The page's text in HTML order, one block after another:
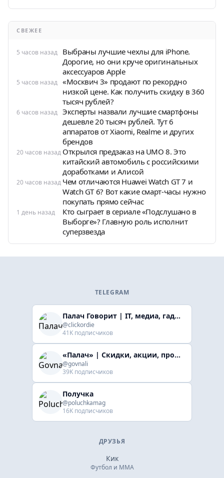
СВЕЖЕЕ
5 часов назад
Выбраны лучшие чехлы для iPhone.
Дорогие, но они круче оригинальных
аксессуаров Apple
5 часов назад «Москвич 3» продают по рекордно
низкой цене. Как получить скидку в 360
тысяч рублей?
6 часов назад Эксперты назвали лучшие смартфоны
дешевле 20 тысяч рублей. Тут 6
аппаратов от Xiaomi, Realme и других
брендов
20 часов назад Открылся предзаказ на UMO 8. Это
китайский автомобиль с российскими
доработками и Алисой
20 часов назад Чем отличаются Huawei Watch GT 7 и
Watch GT 6? Вот какие смарт-часы нужно
покупать прямо сейчас
1 день назад
Кто сыграет в сериале «Подслушано в
Выборге»? Главную роль исполнит
суперзвезда
TELEGRAM
Палач Говорит | IT, медиа, гaджеты, скидки
@clickordie
41K подписчиков
«Палач» | Скидки, акции, промокоды
@govnali
39K подписчиков
Получка
@poluchkamag
16K подписчиков
ДРУЗЬЯ
Кик
Футбол и ММА